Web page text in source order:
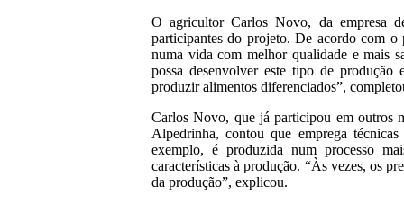
O agricultor Carlos Novo, da empresa
participantes do projeto. De acordo com o
numa vida com melhor qualidade e mais
possa desenvolver este tipo de
produzir alimentos diferenciados”,
Carlos Novo, que já participou em outros
Alpedrinha, contou que emprega
exemplo, é produzida num processo
características à produção. “Às vezes, os
da produção”, explicou.